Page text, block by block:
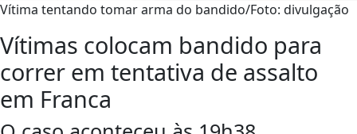
Vítima tentando tomar arma do bandido/Foto: divulgação
Vítimas colocam bandido para
correr em tentativa de assalto
em Franca